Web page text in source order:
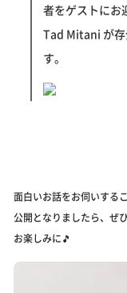
者をゲストにお
Tad Mitani が存
す。
面白いお話をお伺いする
公開となりましたら、ぜ
お楽しみに🎵